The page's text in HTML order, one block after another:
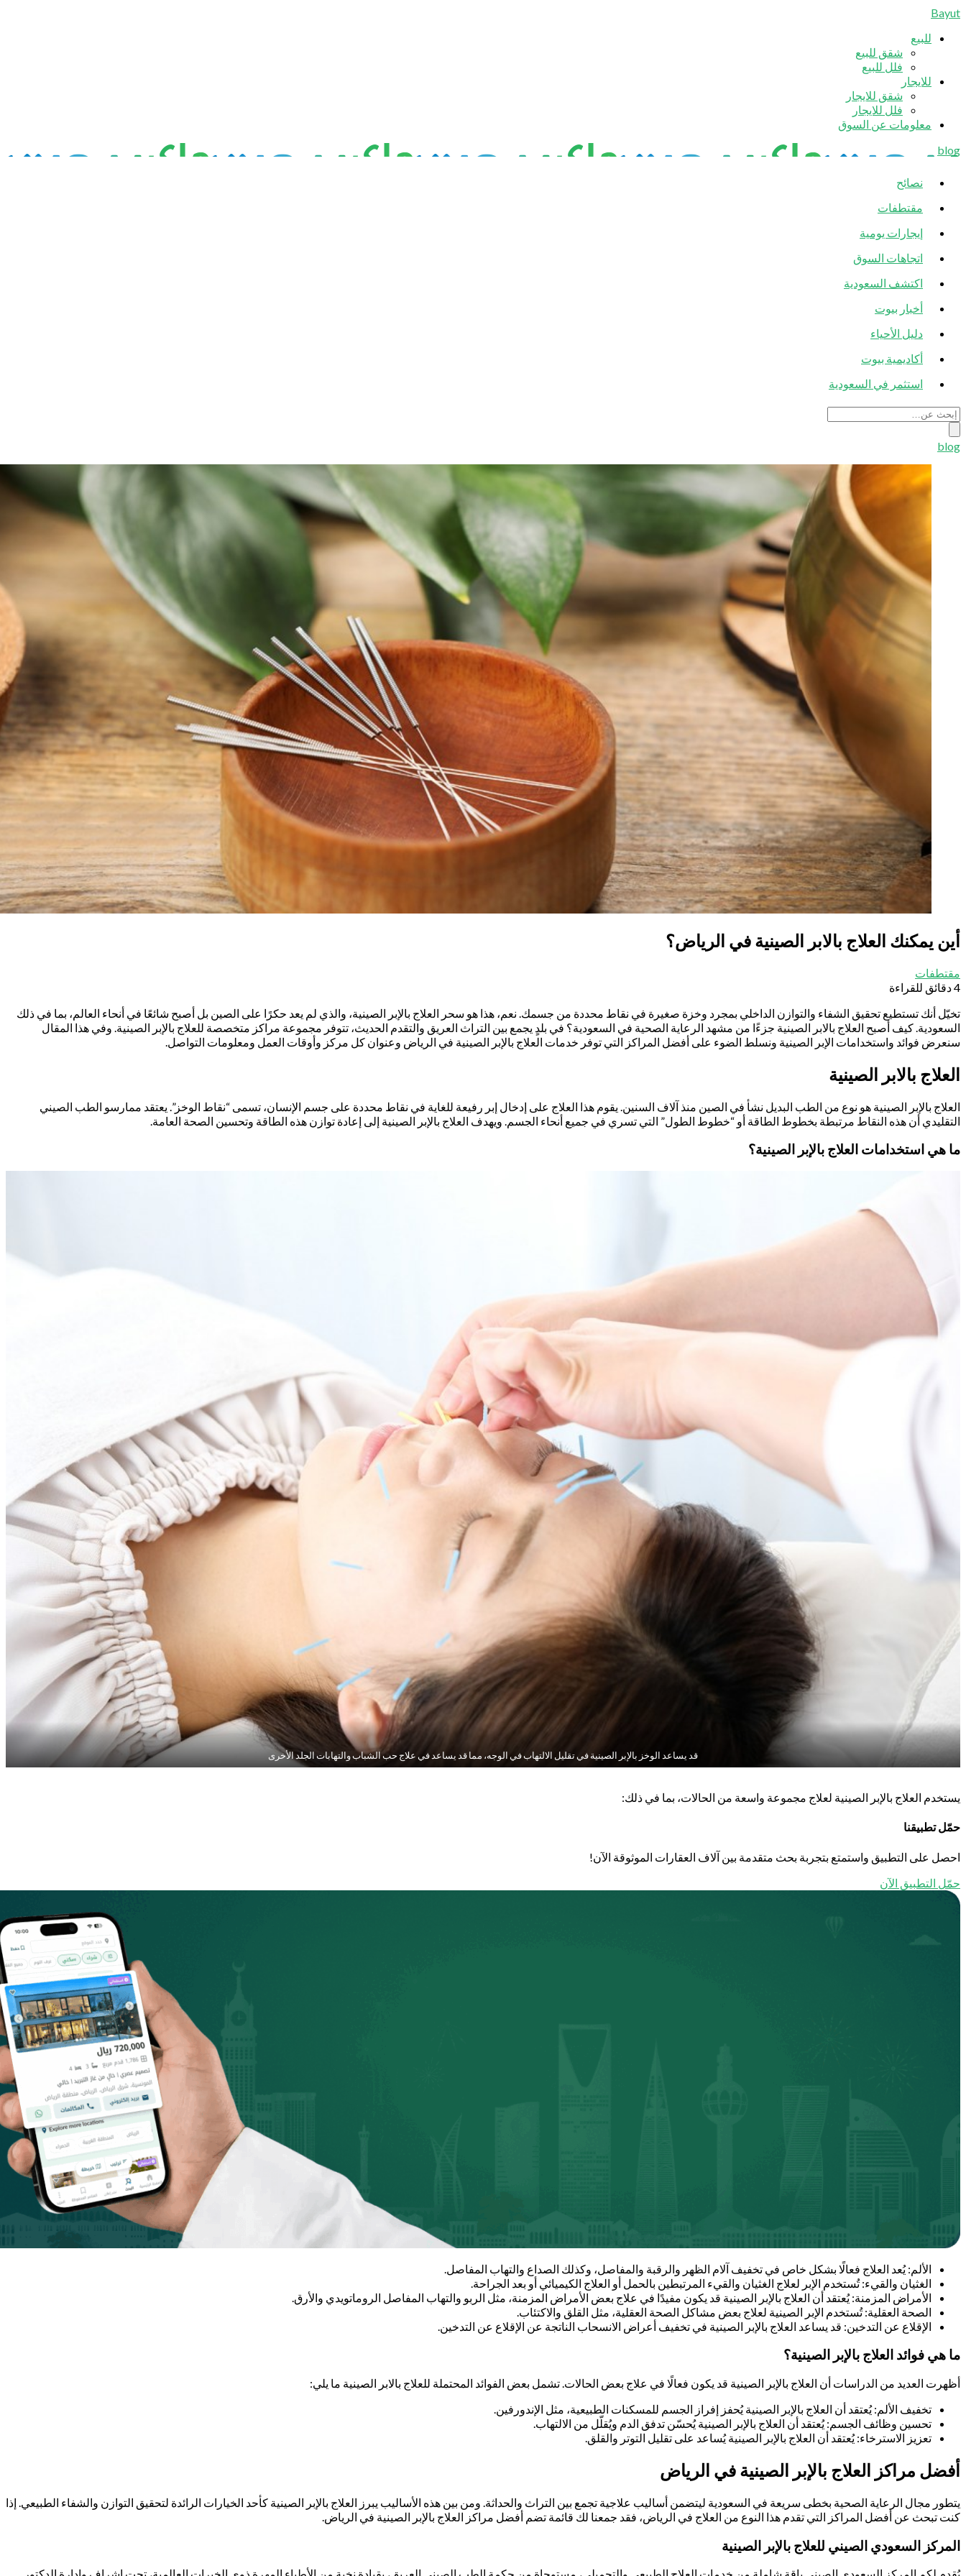
Bayut
للبيع
شقق للبيع
فلل للبيع
للايجار
شقق للايجار
فلل للايجار
معلومات عن السوق
blog
نصائح
مقتطفات
إيجارات يومية
اتجاهات السوق
اكتشف السعودية
أخبار بيوت
دليل الأحياء
أكاديمية بيوت
استثمر في السعودية
blog
أين يمكنك العلاج بالابر الصينية في الرياض؟
مقتطفات
4 دقائق للقراءة
تخيّل أنك تستطيع تحقيق الشفاء والتوازن الداخلي بمجرد وخزة صغيرة في نقاط محددة من جسمك. نعم، هذا هو سحر العلاج بالإبر الصينية، والذي لم يعد حكرًا على الصين بل أصبح شائعًا في أنحاء العالم، بما في ذلك
السعودية. كيف أصبح العلاج بالابر الصينية جزءًا من مشهد الرعاية الصحية في السعودية؟ في بلدٍ يجمع بين التراث العريق والتقدم الحديث، تتوفر مجموعة مراكز متخصصة للعلاج بالإبر الصينية. وفي هذا المقال
سنعرض فوائد واستخدامات الإبر الصينية ونسلط الضوء على أفضل المراكز التي توفر خدمات العلاج بالإبر الصينية في الرياض وعنوان كل مركز وأوقات العمل ومعلومات التواصل.
العلاج بالابر الصينية
العلاج بالإبر الصينية هو نوع من الطب البديل نشأ في الصين منذ آلاف السنين. يقوم هذا العلاج على إدخال إبر رفيعة للغاية في نقاط محددة على جسم الإنسان، تسمى “نقاط الوخز”. يعتقد ممارسو الطب الصيني
التقليدي أن هذه النقاط مرتبطة بخطوط الطاقة أو “خطوط الطول” التي تسري في جميع أنحاء الجسم. ويهدف العلاج بالإبر الصينية إلى إعادة توازن هذه الطاقة وتحسين الصحة العامة.
ما هي استخدامات العلاج بالإبر الصينية؟
قد يساعد الوخز بالإبر الصينية في تقليل الالتهاب في الوجه، مما قد يساعد في علاج حب الشباب والتهابات الجلد الأخرى
يستخدم العلاج بالإبر الصينية لعلاج مجموعة واسعة من الحالات، بما في ذلك:
حمّل تطبيقنا
احصل على التطبيق واستمتع بتجربة بحث متقدمة بين آلاف العقارات الموثوقة الآن!
حمّل التطبيق الآن
الألم: يُعد العلاج فعالًا بشكل خاص في تخفيف آلام الظهر والرقبة والمفاصل، وكذلك الصداع والتهاب المفاصل.
الغثيان والقيء: تُستخدم الإبر لعلاج الغثيان والقيء المرتبطين بالحمل أو العلاج الكيميائي أو بعد الجراحة.
الأمراض المزمنة: يُعتقد أن العلاج بالإبر الصينية قد يكون مفيدًا في علاج بعض الأمراض المزمنة، مثل الربو والتهاب المفاصل الروماتويدي والأرق.
الصحة العقلية: تُستخدم الإبر الصينية لعلاج بعض مشاكل الصحة العقلية، مثل القلق والاكتئاب.
الإقلاع عن التدخين: قد يساعد العلاج بالإبر الصينية في تخفيف أعراض الانسحاب الناتجة عن الإقلاع عن التدخين.
ما هي فوائد العلاج بالإبر الصينية؟
أظهرت العديد من الدراسات أن العلاج بالإبر الصينية قد يكون فعالًا في علاج بعض الحالات. تشمل بعض الفوائد المحتملة للعلاج بالابر الصينية ما يلي:
تخفيف الألم: يُعتقد أن العلاج بالإبر الصينية يُحفز إفراز الجسم للمسكنات الطبيعية، مثل الإندورفين.
تحسين وظائف الجسم: يُعتقد أن العلاج بالإبر الصينية يُحسّن تدفق الدم ويُقلّل من الالتهاب.
تعزيز الاسترخاء: يُعتقد أن العلاج بالإبر الصينية يُساعد على تقليل التوتر والقلق.
أفضل مراكز العلاج بالإبر الصينية في الرياض
يتطور مجال الرعاية الصحية بخطى سريعة في السعودية ليتضمن أساليب علاجية تجمع بين التراث والحداثة. ومن بين هذه الأساليب يبرز العلاج بالإبر الصينية كأحد الخيارات الرائدة لتحقيق التوازن والشفاء الطبيعي. إذا
كنت تبحث عن أفضل المراكز التي تقدم هذا النوع من العلاج في الرياض، فقد جمعنا لك قائمة تضم أفضل مراكز العلاج بالإبر الصينية في الرياض.
المركز السعودي الصيني للعلاج بالإبر الصينية